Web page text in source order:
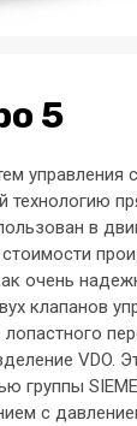
5
технологию
в
очень
клапанов
VDO.
группы
с